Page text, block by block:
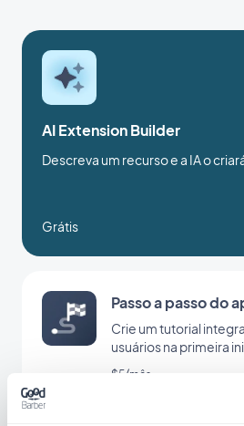
AI Extension Builder
Descreva um recurso e a IA o
Grátis
Passo a passo do
Crie um tutorial
usuários na primeira
$5/mês